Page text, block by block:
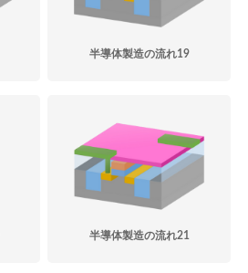
半導体製造の流れ19
半導体製造の流れ21